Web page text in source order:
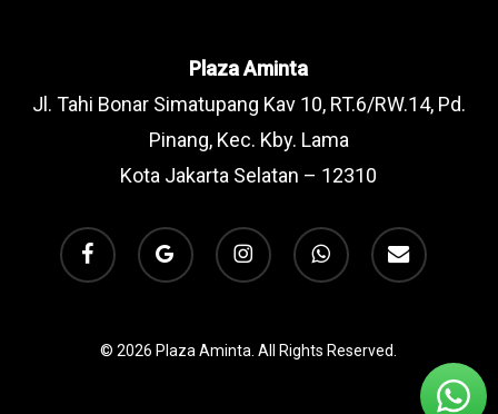
Plaza Aminta
Jl. Tahi Bonar Simatupang Kav 10, RT.6/RW.14, Pd.
Pinang, Kec. Kby. Lama
Kota Jakarta Selatan – 12310
facebook
google-
plus
instagram whatsapp email
© 2026 Plaza Aminta. All Rights Reserved.